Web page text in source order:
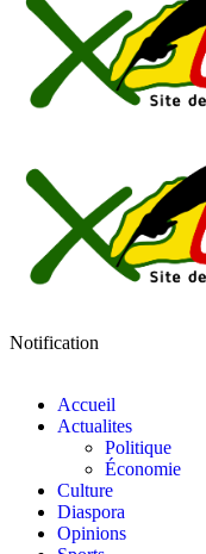
Notification
Accueil
Actualites
Politique
Économie
Culture
Diaspora
Opinions